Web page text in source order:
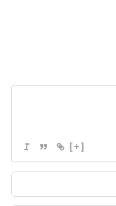
[+]
نام